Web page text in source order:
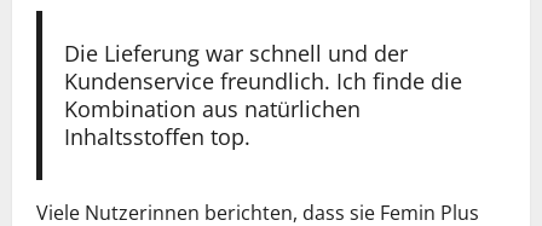
Die Lieferung war schnell und der
Kundenservice freundlich. Ich finde die
Kombination aus natürlichen
Inhaltsstoffen top.
Viele Nutzerinnen berichten, dass sie Femin Plus